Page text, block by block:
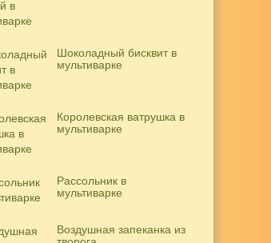
Шоколадный бисквит в
мультиварке
Королевская ватрушка в
мультиварке
Рассольник в
мультиварке
Воздушная запеканка из